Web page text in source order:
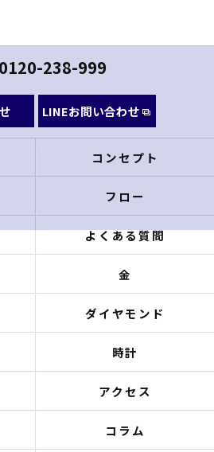
0120-238-999
LINEお問い合わせ
コンセプト
フロー
よくある質問
金
ダイヤモンド
時計
アクセス
コラム